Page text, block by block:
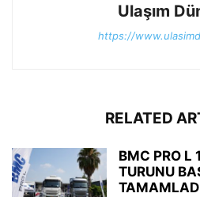
Ulaşım
https://
RELATED
BMC PRO L
TURUNU